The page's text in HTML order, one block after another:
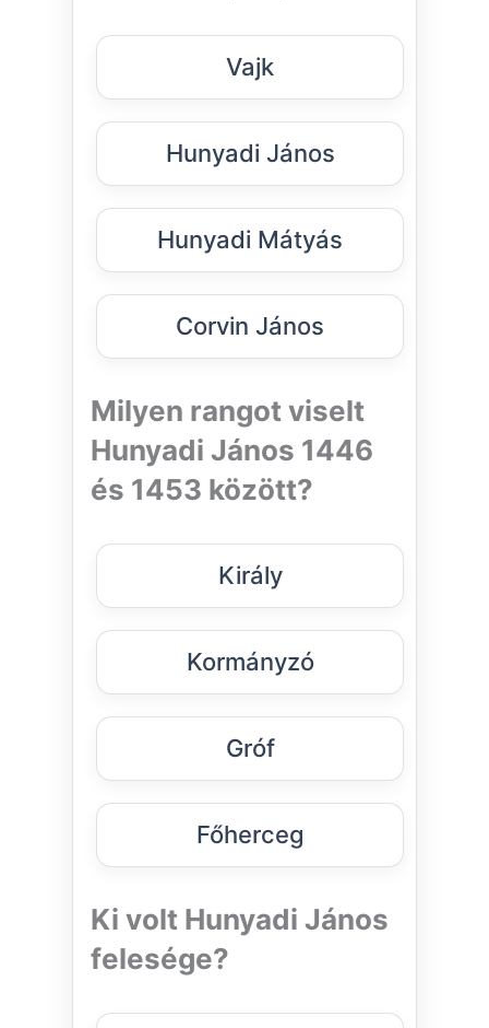
Vajk
Hunyadi János
Hunyadi Mátyás
Corvin János
Milyen rangot viselt
Hunyadi János 1446
és 1453 között?
Király
Kormányzó
Gróf
Főherceg
Ki volt Hunyadi János
felesége?